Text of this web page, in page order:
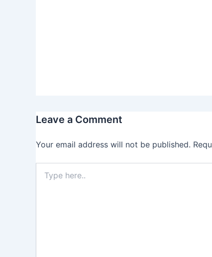
Leave a Comment
Your email address will not be published.
here..